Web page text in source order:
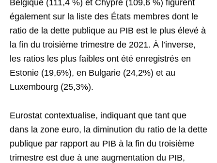
Belgique (111,4 %) et Chypre (109,6 %) figurent
également sur la liste des États membres dont le
ratio de la dette publique au PIB est le plus élevé à
la fin du troisième trimestre de 2021. À l’inverse,
les ratios les plus faibles ont été enregistrés en
Estonie (19,6%), en Bulgarie (24,2%) et au
Luxembourg (25,3%).
Eurostat contextualise, indiquant que tant que
dans la zone euro, la diminution du ratio de la dette
publique par rapport au PIB à la fin du troisième
trimestre est due à une augmentation du PIB,